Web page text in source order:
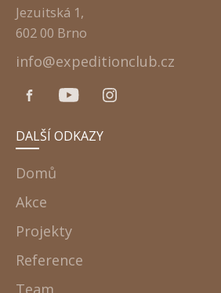
Jezuitská 1,
602 00 Brno
info@expeditionclub.cz
DALŠÍ ODKAZY
Domů
Akce
Projekty
Reference